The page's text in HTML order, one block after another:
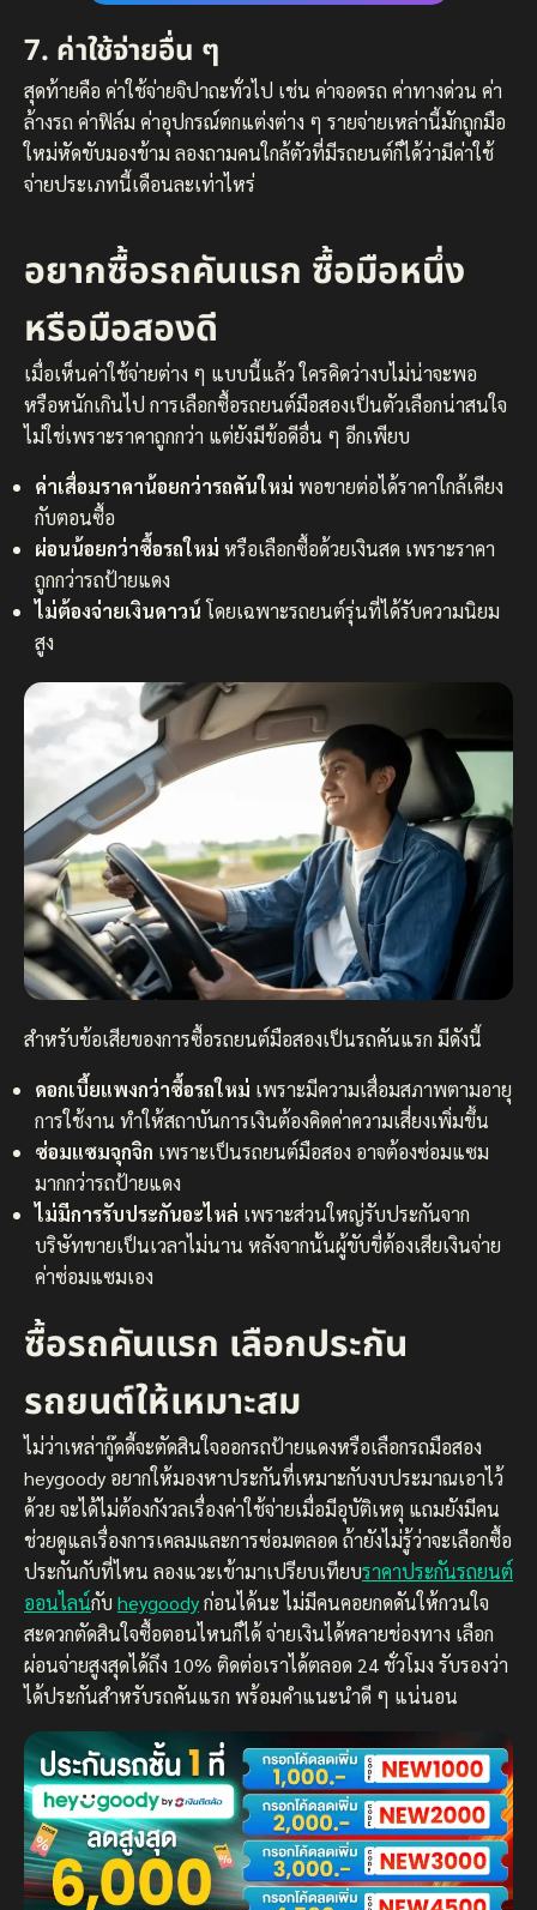
7. ค่าใช้จ่ายอื่น ๆ
สุดท้ายคือ ค่าใช้จ่ายจิปาถะทั่วไป เช่น ค่าจอดรถ ค่าทางด่วน ค่า
ล้างรถ ค่าฟิล์ม ค่าอุปกรณ์ตกแต่งต่าง ๆ รายจ่ายเหล่านี้มักถูกมือ
ใหม่หัดขับมองข้าม ลองถามคนใกล้ตัวที่มีรถยนต์ก็ได้ว่ามีค่าใช้
จ่ายประเภทนี้เดือนละเท่าไหร่
อยากซื้อรถคันแรก ซื้อมือหนึ่ง
หรือมือสองดี
เมื่อเห็นค่าใช้จ่ายต่าง ๆ แบบนี้แล้ว ใครคิดว่างบไม่น่าจะพอ
หรือหนักเกินไป การเลือกซื้อรถยนต์มือสองเป็นตัวเลือกน่าสนใจ
ไม่ใช่เพราะราคาถูกกว่า แต่ยังมีข้อดีอื่น ๆ อีกเพียบ
ค่าเสื่อมราคาน้อยกว่ารถคันใหม่ พอขายต่อได้ราคาใกล้เคียง
กับตอนซื้อ
ผ่อนน้อยกว่าซื้อรถใหม่ หรือเลือกซื้อด้วยเงินสด เพราะราคา
ถูกกว่ารถป้ายแดง
ไม่ต้องจ่ายเงินดาวน์ โดยเฉพาะรถยนต์รุ่นที่ได้รับความนิยม
สูง
สำหรับข้อเสียของการซื้อรถยนต์มือสองเป็นรถคันแรก มีดังนี้
ดอกเบี้ยแพงกว่าซื้อรถใหม่ เพราะมีความเสื่อมสภาพตามอายุ
การใช้งาน ทำให้สถาบันการเงินต้องคิดค่าความเสี่ยงเพิ่มขึ้น
ซ่อมแซมจุกจิก เพราะเป็นรถยนต์มือสอง อาจต้องซ่อมแซม
มากกว่ารถป้ายแดง
ไม่มีการรับประกันอะไหล่ เพราะส่วนใหญ่รับประกันจาก
บริษัทขายเป็นเวลาไม่นาน หลังจากนั้นผู้ขับขี่ต้องเสียเงินจ่าย
ค่าซ่อมแซมเอง
ซื้อรถคันแรก เลือกประกัน
รถยนต์ให้เหมาะสม
ไม่ว่าเหล่ากู๊ดดี้จะตัดสินใจออกรถป้ายแดงหรือเลือกรถมือสอง
heygoody อยากให้มองหาประกันที่เหมาะกับงบประมาณเอาไว้
ด้วย จะได้ไม่ต้องกังวลเรื่องค่าใช้จ่ายเมื่อมีอุบัติเหตุ แถมยังมีคน
ช่วยดูแลเรื่องการเคลมและการซ่อมตลอด ถ้ายังไม่รู้ว่าจะเลือกซื้อ
ประกันกับที่ไหน ลองแวะเข้ามาเปรียบเทียบราคาประกันรถยนต์
ออนไลน์กับ heygoodyก่อนได้นะ ไม่มีคนคอยกดดันให้กวนใจ
สะดวกตัดสินใจซื้อตอนไหนก็ได้ จ่ายเงินได้หลายช่องทาง เลือก
ผ่อนจ่ายสูงสุดได้ถึง 10% ติดต่อเราได้ตลอด 24 ชั่วโมง รับรองว่า
ได้ประกันสำหรับรถคันแรก พร้อมคำแนะนำดี ๆ แน่นอน